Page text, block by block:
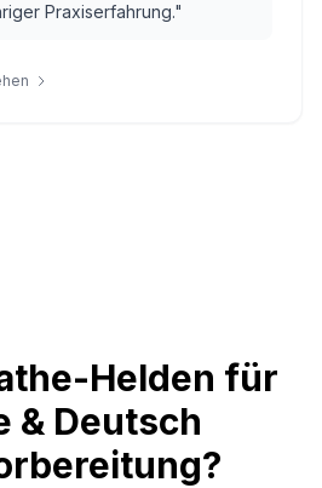
Praxiserfahrung."
Helden für
& Deutsch